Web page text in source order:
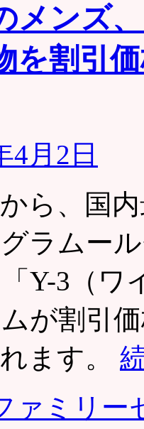
メンズ
を割引
4月2日
ら、国
ラムー
Y-3（
が割引
ます。
ァミリー